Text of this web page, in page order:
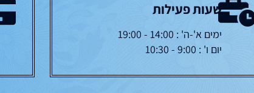
שעות פעילות
ימים א'-ה' : 14:00 - 19:00
יום ו' : 9:00 - 10:30